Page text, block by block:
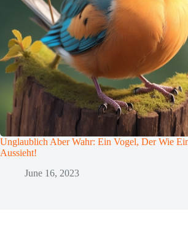
Unglaublich Aber Wahr: Ein Vogel, Der Wie
Aussieht!
June 16, 2023